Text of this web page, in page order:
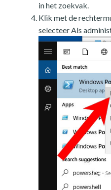
in het zoekvak.
Klik met de
selecteer Als